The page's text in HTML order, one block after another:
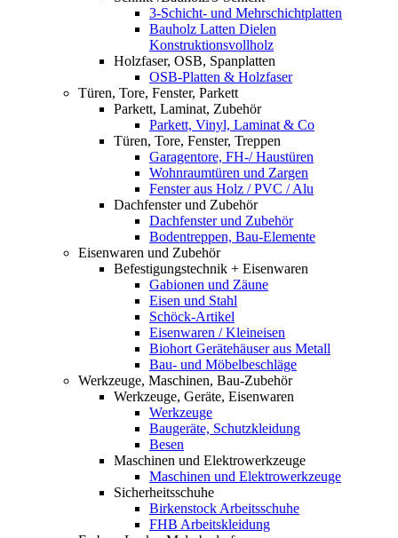
3-Schicht- und Mehrschichtplatten
Bauholz Latten Dielen
Konstruktionsvollholz
Holzfaser, OSB, Spanplatten
OSB-Platten & Holzfaser
Türen, Tore, Fenster, Parkett
Parkett, Laminat, Zubehör
Parkett, Vinyl, Laminat & Co
Türen, Tore, Fenster, Treppen
Garagentore, FH-/ Haustüren
Wohnraumtüren und Zargen
Fenster aus Holz / PVC / Alu
Dachfenster und Zubehör
Dachfenster und Zubehör
Bodentreppen, Bau-Elemente
Eisenwaren und Zubehör
Befestigungstechnik + Eisenwaren
Gabionen und Zäune
Eisen und Stahl
Schöck-Artikel
Eisenwaren / Kleineisen
Biohort Gerätehäuser aus Metall
Bau- und Möbelbeschläge
Werkzeuge, Maschinen, Bau-Zubehör
Werkzeuge, Geräte, Eisenwaren
Werkzeuge
Baugeräte, Schutzkleidung
Besen
Maschinen und Elektrowerkzeuge
Maschinen und Elektrowerkzeuge
Sicherheitsschuhe
Birkenstock Arbeitsschuhe
FHB Arbeitskleidung